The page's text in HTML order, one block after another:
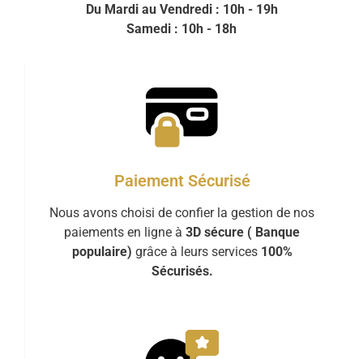
Du Mardi au Vendredi : 10h - 19h
Samedi : 10h - 18h
Paiement Sécurisé
Nous avons choisi de confier la gestion de nos
paiements en ligne à 3D sécure ( Banque
populaire) grâce à leurs services 100%
Sécurisés.